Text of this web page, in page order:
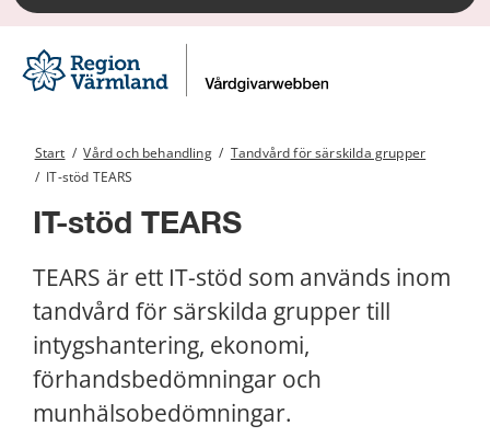
Start / Vård och behandling / Tandvård för särskilda grupper
/ IT-stöd TEARS
IT-stöd TEARS
TEARS är ett IT-stöd som används inom
tandvård för särskilda grupper till
intygshantering, ekonomi,
förhandsbedömningar och
munhälsobedömningar.